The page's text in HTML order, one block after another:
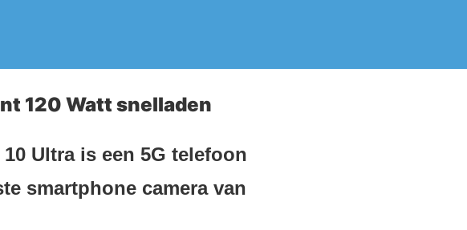
120 Watt snelladen
Ultra is een 5G telefoon
smartphone camera van